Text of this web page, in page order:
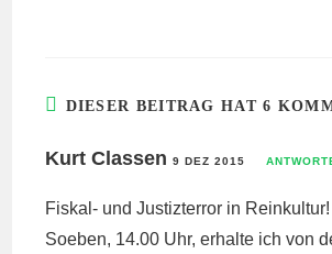
DIESER BEITRAG HAT 6
Kurt Classen9 DEZ 2015
Fiskal- und Justizterror in Reinkultur!
Soeben, 14.00 Uhr, erhalte ich von